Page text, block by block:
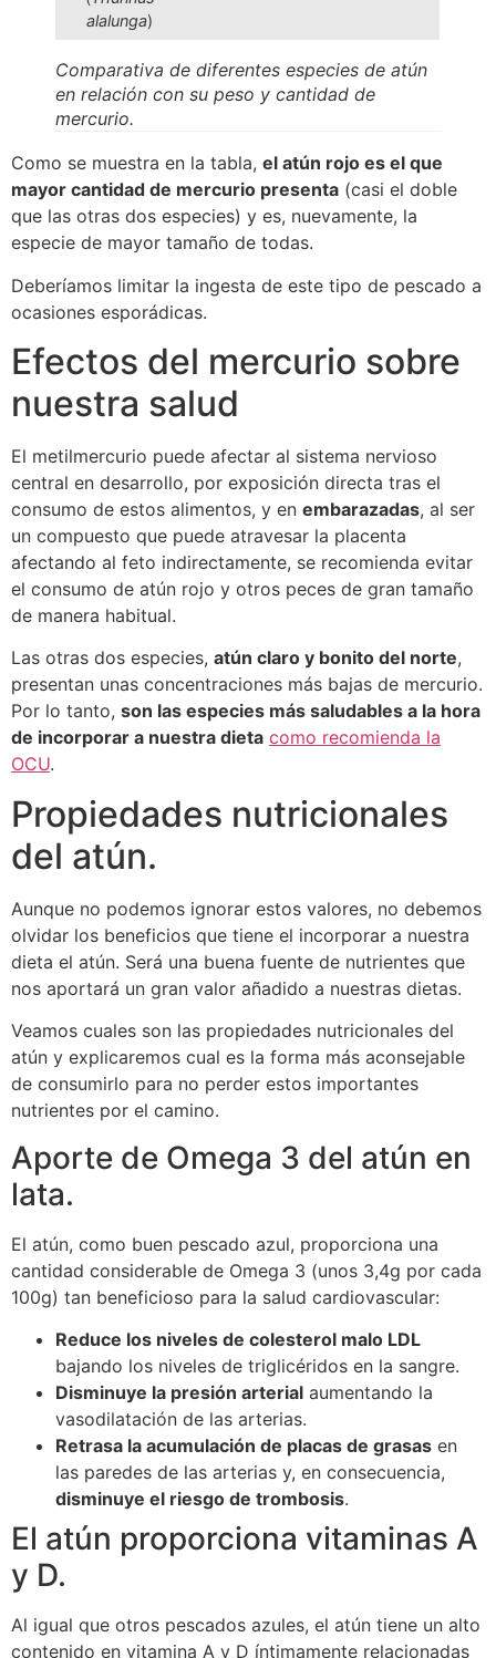
alalunga)
Comparativa de diferentes especies de atún
en relación con su peso y cantidad de
mercurio.
Como se muestra en la tabla, el atún rojo es el que
mayor cantidad de mercurio presenta (casi el doble
que las otras dos especies) y es, nuevamente, la
especie de mayor tamaño de todas.
Deberíamos limitar la ingesta de este tipo de pescado a
ocasiones esporádicas.
Efectos del mercurio sobre
nuestra salud
El metilmercurio puede afectar al sistema nervioso
central en desarrollo, por exposición directa tras el
consumo de estos alimentos, y en embarazadas, al ser
un compuesto que puede atravesar la placenta
afectando al feto indirectamente, se recomienda evitar
el consumo de atún rojo y otros peces de gran tamaño
de manera habitual.
Las otras dos especies, atún claro y bonito del norte,
presentan unas concentraciones más bajas de mercurio.
Por lo tanto, son las especies más saludables a la hora
de incorporar a nuestra dieta como recomienda la
OCU.
Propiedades nutricionales
del atún.
Aunque no podemos ignorar estos valores, no debemos
olvidar los beneficios que tiene el incorporar a nuestra
dieta el atún. Será una buena fuente de nutrientes que
nos aportará un gran valor añadido a nuestras dietas.
Veamos cuales son las propiedades nutricionales del
atún y explicaremos cual es la forma más aconsejable
de consumirlo para no perder estos importantes
nutrientes por el camino.
Aporte de Omega 3 del atún en
lata.
El atún, como buen pescado azul, proporciona una
cantidad considerable de Omega 3 (unos 3,4g por cada
100g) tan beneficioso para la salud cardiovascular:
Reduce los niveles de colesterol malo LDL
bajando los niveles de triglicéridos en la sangre.
Disminuye la presión arterial aumentando la
vasodilatación de las arterias.
Retrasa la acumulación de placas de grasas en
las paredes de las arterias y, en consecuencia,
disminuye el riesgo de trombosis.
El atún proporciona vitaminas A
y D.
Al igual que otros pescados azules, el atún tiene un alto
contenido en vitamina A y D íntimamente relacionadas